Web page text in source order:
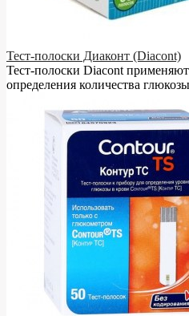
Тест-полоски Диаконт (Diacont)
Тест-полоски Diacont
определения количества